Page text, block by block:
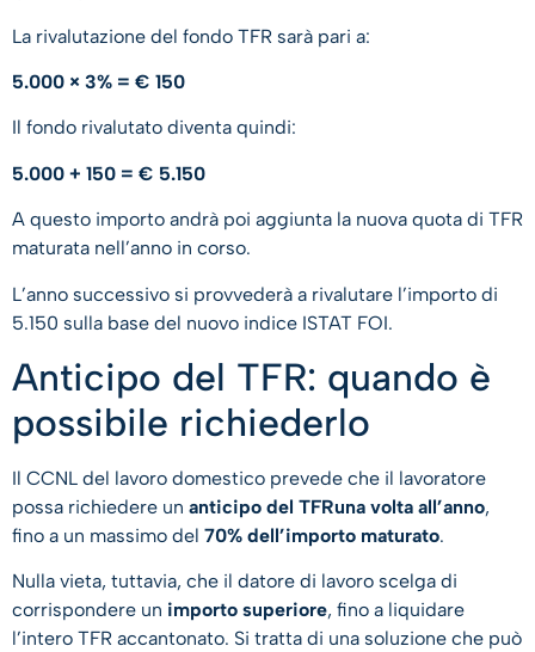
La rivalutazione del fondo TFR sarà pari a:
5.000 × 3% = € 150
Il fondo rivalutato diventa quindi:
5.000 + 150 = € 5.150
A questo importo andrà poi aggiunta la nuova quota di TFR
maturata nell’anno in corso.
L’anno successivo si provvederà a rivalutare l’importo di
5.150 sulla base del nuovo indice ISTAT FOI.
Anticipo del TFR: quando è
possibile richiederlo
Il CCNL del lavoro domestico prevede che il lavoratore
possa richiedere un anticipo del TFRuna volta all’anno,
fino a un massimo del 70% dell’importo maturato.
Nulla vieta, tuttavia, che il datore di lavoro scelga di
corrispondere un importo superiore, fino a liquidare
l’intero TFR accantonato. Si tratta di una soluzione che può